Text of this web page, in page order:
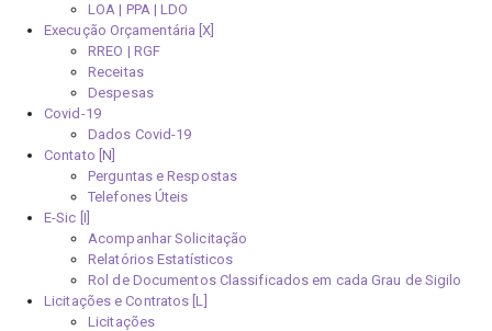
LOA | PPA | LDO
Execução Orçamentária [X]
RREO | RGF
Receitas
Despesas
Covid-19
Dados Covid-19
Contato [N]
Perguntas e Respostas
Telefones Úteis
E-Sic [I]
Acompanhar Solicitação
Relatórios Estatísticos
Rol de Documentos Classificados em cada Grau de Sigilo
Licitações e Contratos [L]
Licitações